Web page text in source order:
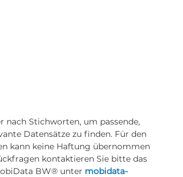
nach Stichworten, um passende,
Datensätze zu finden. Für den
kann keine Haftung übernommen
kontaktieren Sie bitte das
BW® unter mobidata-